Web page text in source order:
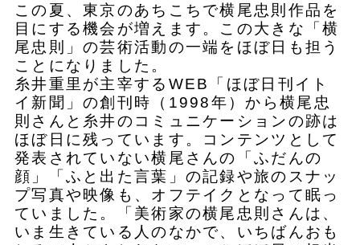
この夏、東京のあちこちで横尾忠則作品を
目にする機会が増えます。この大きな「横
尾忠則」の芸術活動の一端をほぼ日も担う
ことになりました。
糸井重里が主宰するWEB「ほぼ日刊イト
イ新聞」の創刊時（1998年）から横尾忠
則さんと糸井のコミュニケーションの跡は
ほぼ日に残っています。コンテンツとして
発表されていない横尾さんの「ふだんの
顔」「ふと出た言葉」の記録や旅のスナッ
プ写真や映像も、オフテイクとなって眠っ
ていました。「美術家の横尾忠則さんは、
いま生きている人のなかで、いちばんおも